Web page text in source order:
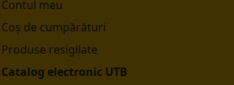
Contul meu
Coș de cumpărături
Produse resigilate
Catalog electronic UTB